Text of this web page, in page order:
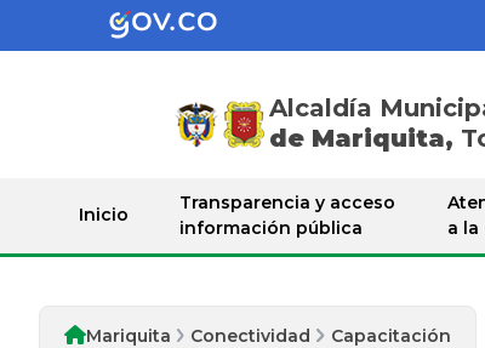
Alcaldía
de Mariquita,
Inicio
Transparencia y acceso
información pública
a la
Conectividad
Mariquita Conectividad Capacitación